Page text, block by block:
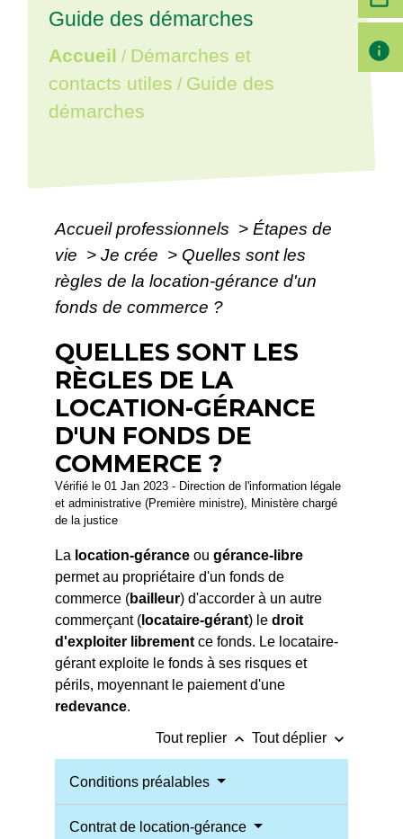
Guide des démarches
Accueil / Démarches et
contacts utiles / Guide des
démarches
Accueil professionnels > Étapes de
vie > Je crée > Quelles sont les
règles de la location-gérance d'un
fonds de commerce ?
QUELLES SONT LES
RÈGLES DE LA
LOCATION-GÉRANCE
D'UN FONDS DE
COMMERCE ?
Vérifié le 01 Jan 2023 - Direction de l'information légale
et administrative (Première ministre), Ministère chargé
de la justice
La location-gérance ougérance-libre
permet au propriétaire d'un fonds de
commerce (bailleur) d'accorder à un autre
commerçant ( locataire-gérant) ledroit
d'exploiter librement ce fonds. Le locataire-
gérant exploite le fonds à ses risques et
périls, moyennant le paiement d'une
redevance.
Tout replier keyboard_arrow_up Tout déplier keyboard_arrow_down
Conditions préalables
Contrat de location-gérance
info